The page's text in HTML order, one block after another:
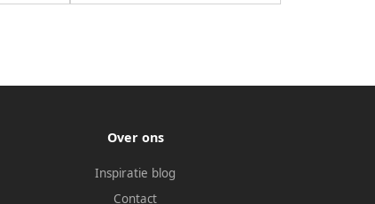
Over ons
Inspiratie blog
Contact